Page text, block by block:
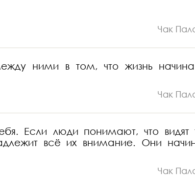
Чак
ними в том, что жизнь
Чак
Если люди понимают, что видят
всё их внимание. Они
Чак